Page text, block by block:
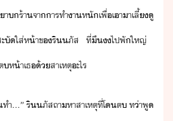
ร้า​จา​ารทำา​หั​เพื่​เา​า​เลี้ู​
ั​ใส่​ห้า​ข​ริ​ภัส​ ​ที่​ึ​ไป​พัใหญ่​
ห้า​เธ​้​สาเหตุ​ะไร
ทำ​...​”​ ​ริ​ภัส​ถาหา​สาเหตุ​ที่​โ​ต​ ​ท่า​พู​